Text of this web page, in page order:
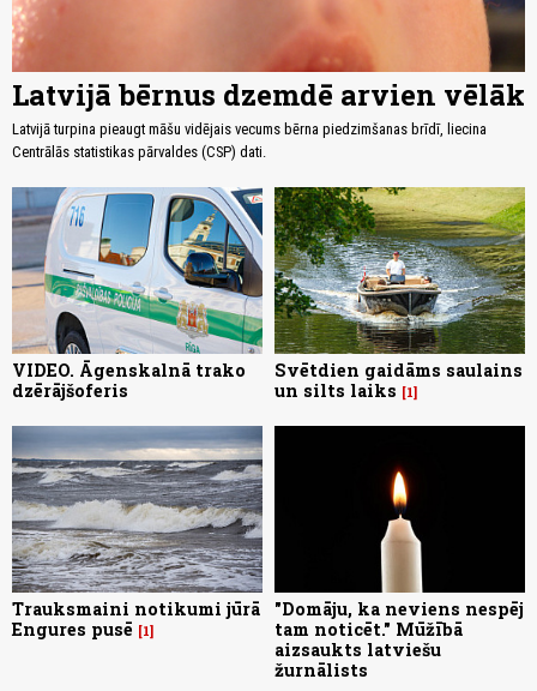
Latvijā bērnus dzemdē arvien vēlāk
Latvijā turpina pieaugt māšu vidējais vecums bērna piedzimšanas brīdī, liecina
Centrālās statistikas pārvaldes (CSP) dati.
VIDEO. Āgenskalnā trako
dzērājšoferis
Svētdien gaidāms saulains
un silts laiks
1
Trauksmaini notikumi jūrā
Engures pusē
1
"Domāju, ka neviens nespēj
tam noticēt." Mūžībā
aizsaukts latviešu
žurnālists